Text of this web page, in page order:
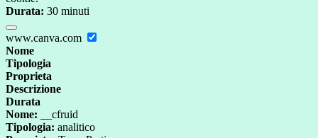
Durata: 30 minuti
www.canva.com
Nome
Tipologia
Proprieta
Descrizione
Durata
Nome: __cfruid
Tipologia: analitico